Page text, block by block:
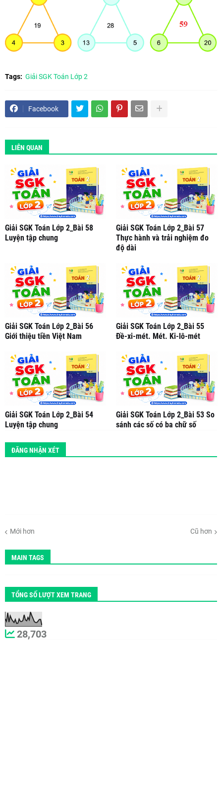
Tags: Giải SGK Toán Lớp 2
Facebook
LIÊN QUAN
Giải SGK Toán Lớp 2_Bài 58
Luyện tập chung
Giải SGK Toán Lớp 2_Bài 57
Thực hành và trải nghiệm đo
độ dài
Giải SGK Toán Lớp 2_Bài 56
Giới thiệu tiền Việt Nam
Giải SGK Toán Lớp 2_Bài 55
Đề-xi-mét. Mét. Ki-lô-mét
Giải SGK Toán Lớp 2_Bài 54
Luyện tập chung
Giải SGK Toán Lớp 2_Bài 53 So
sánh các số có ba chữ số
ĐĂNG NHẬN XÉT
Mới hơn Cũ hơn
MAIN TAGS
TỔNG SỐ LƯỢT XEM TRANG
28,703